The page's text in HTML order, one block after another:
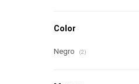
Color
Negro (2)